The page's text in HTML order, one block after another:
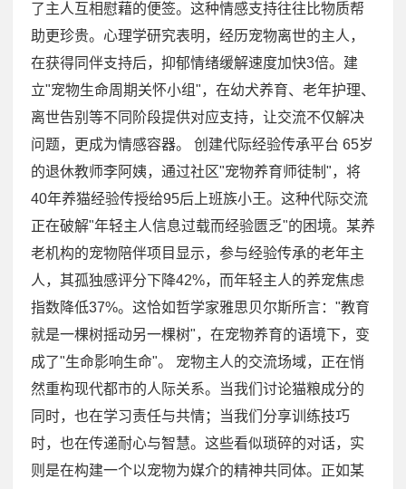
了主人互相慰藉的便签。这种情感支持往往比物质帮
助更珍贵。心理学研究表明，经历宠物离世的主人，
在获得同伴支持后，抑郁情绪缓解速度加快3倍。建
立"宠物生命周期关怀小组"，在幼犬养育、老年护理、
离世告别等不同阶段提供对应支持，让交流不仅解决
问题，更成为情感容器。 创建代际经验传承平台 65岁
的退休教师李阿姨，通过社区"宠物养育师徒制"，将
40年养猫经验传授给95后上班族小王。这种代际交流
正在破解"年轻主人信息过载而经验匮乏"的困境。某养
老机构的宠物陪伴项目显示，参与经验传承的老年主
人，其孤独感评分下降42%，而年轻主人的养宠焦虑
指数降低37%。这恰如哲学家雅思贝尔斯所言："教育
就是一棵树摇动另一棵树"，在宠物养育的语境下，变
成了"生命影响生命"。 宠物主人的交流场域，正在悄
然重构现代都市的人际关系。当我们讨论猫粮成分的
同时，也在学习责任与共情；当我们分享训练技巧
时，也在传递耐心与智慧。这些看似琐碎的对话，实
则是在构建一个以宠物为媒介的精神共同体。正如某